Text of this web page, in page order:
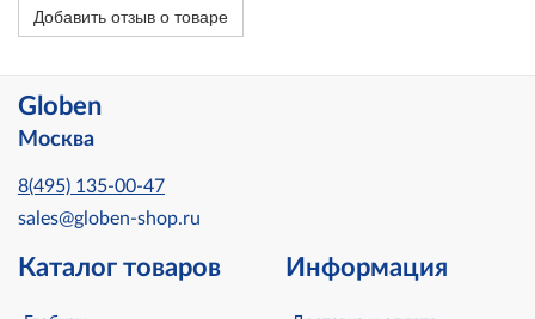
Добавить отзыв о товаре
Globen
Москва
8(495) 135-00-47
sales@globen-shop.ru
Каталог товаров Информация